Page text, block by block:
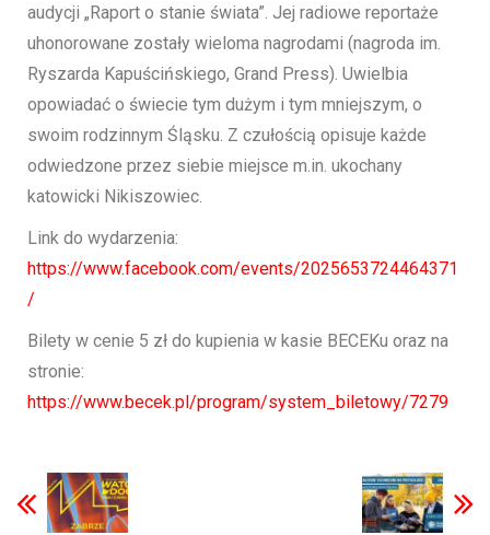
audycji „Raport o stanie świata”. Jej radiowe reportaże
uhonorowane zostały wieloma nagrodami (nagroda im.
Ryszarda Kapuścińskiego, Grand Press). Uwielbia
opowiadać o świecie tym dużym i tym mniejszym, o
swoim rodzinnym Śląsku. Z czułością opisuje każde
odwiedzone przez siebie miejsce m.in. ukochany
katowicki Nikiszowiec.
Link do wydarzenia:
https://www.facebook.com/events/2025653724464371
/
Bilety w cenie 5 zł do kupienia w kasie BECEKu oraz na
stronie:
https://www.becek.pl/program/system_biletowy/7279